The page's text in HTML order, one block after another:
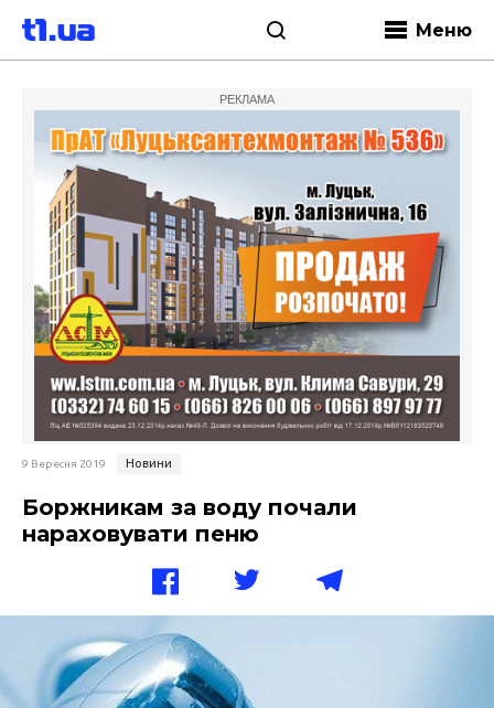
Меню
РЕКЛАМА
9 Вересня 2019 Новини
Боржникам за воду почали
нараховувати пеню